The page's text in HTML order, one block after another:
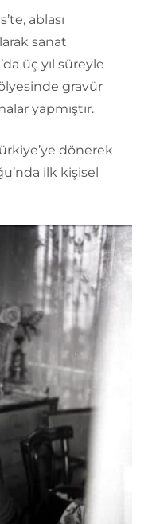
ablası
sanat
üç yıl süreyle
gravür
yapmıştır.
dönerek
ilk kişisel